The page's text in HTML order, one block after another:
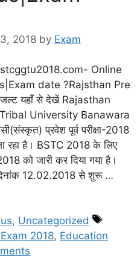
2018 by Exam
Online
date ?Rajsthan Pre
यहाँ से देखें Rajasthan
University Banawara
प्रवेश पूर्व परीक्षा-2018
रहा है। BSTC 2018 के लिए
को जारी कर दिया गया है।
12.02.2018 से शुरू …
, Uncategorized
2018, Education